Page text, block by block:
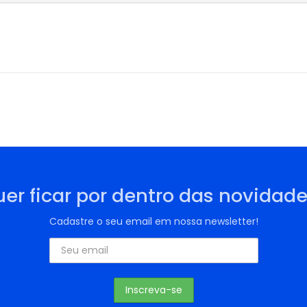
ficar por dentro das
Cadastre o seu email em nossa newsletter!